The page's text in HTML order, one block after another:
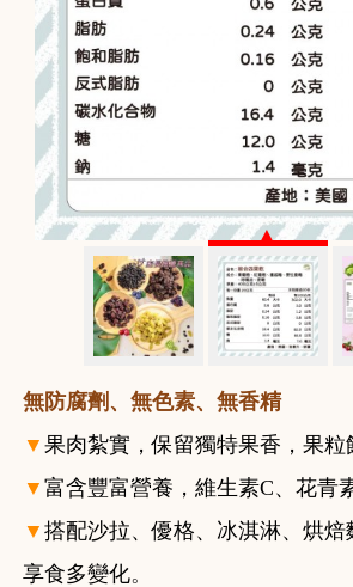
無防腐劑、無色素、無香精
▼ 果肉紮實，保留獨特果香，果粒
▼ 富含豐富營養，維生素C、花青
▼ 搭配沙拉、優格、冰淇淋、烘焙
享食多變化。